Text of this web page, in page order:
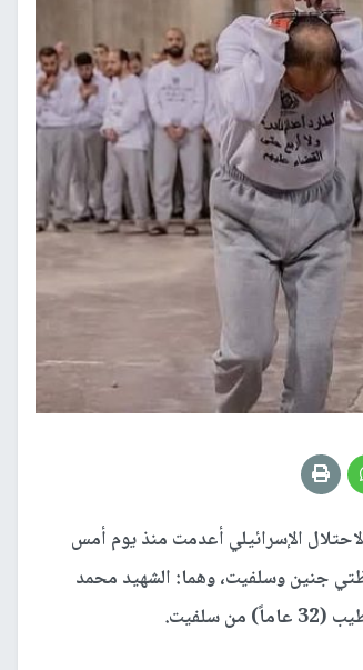
الإسرائيلي أعدمت منذ يوم أمس
جنين وسلفيت، وهما: الشهيد محمد